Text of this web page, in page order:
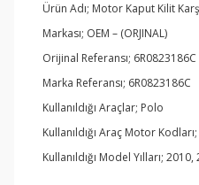
Ürün Adı; Motor Kaput Kilit
Markası; OEM – (ORJINAL)
Orijinal Referansı; 6R0823186C
Marka Referansı; 6R0823186C
Kullanıldığı Araçlar; Polo
Kullanıldığı Araç Motor
Kullanıldığı Model Yılları;